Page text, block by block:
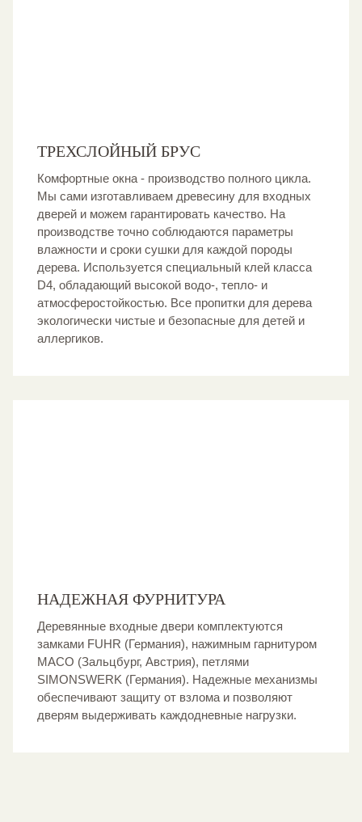
ТРЕХСЛОЙНЫЙ БРУС
Комфортные окна - производство полного цикла.
Мы сами изготавливаем древесину для входных
дверей и можем гарантировать качество. На
производстве точно соблюдаются параметры
влажности и сроки сушки для каждой породы
дерева. Используется специальный клей класса
D4, обладающий высокой водо-, тепло- и
атмосферостойкостью. Все пропитки для дерева
экологически чистые и безопасные для детей и
аллергиков.
НАДЕЖНАЯ ФУРНИТУРА
Деревянные входные двери комплектуются
замками FUHR (Германия), нажимным гарнитуром
MACO (Зальцбург, Австрия), петлями
SIMONSWERK (Германия). Надежные механизмы
обеспечивают защиту от взлома и позволяют
дверям выдерживать каждодневные нагрузки.